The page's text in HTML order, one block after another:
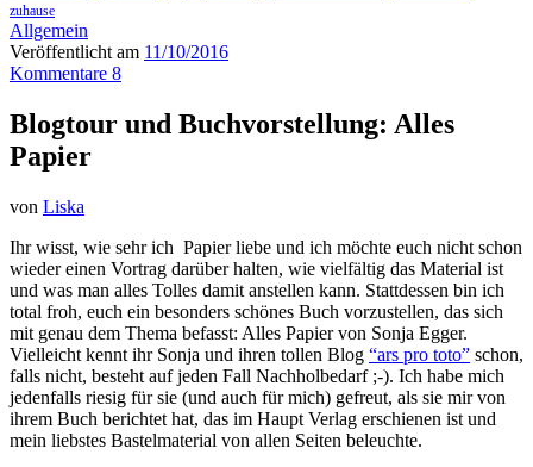
zuhause
Allgemein
Veröffentlicht am 11/10/2016
Kommentare 8
Blogtour und Buchvorstellung: Alles
Papier
von Liska
Ihr wisst, wie sehr ich Papier liebe und ich möchte euch nicht schon
wieder einen Vortrag darüber halten, wie vielfältig das Material ist
und was man alles Tolles damit anstellen kann. Stattdessen bin ich
total froh, euch ein besonders schönes Buch vorzustellen, das sich
mit genau dem Thema befasst: Alles Papier von Sonja Egger.
Vielleicht kennt ihr Sonja und ihren tollen Blog “ars pro toto” schon,
falls nicht, besteht auf jeden Fall Nachholbedarf ;-). Ich habe mich
jedenfalls riesig für sie (und auch für mich) gefreut, als sie mir von
ihrem Buch berichtet hat, das im Haupt Verlag erschienen ist und
mein liebstes Bastelmaterial von allen Seiten beleuchte.